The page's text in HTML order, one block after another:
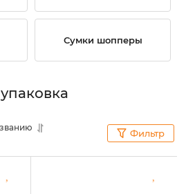
Сумки шопперы
Фильтр